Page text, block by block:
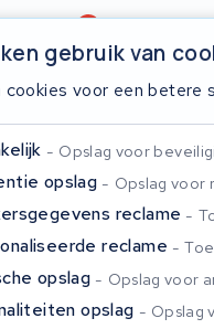
4,6/5
2 jaar garantie
gebruik van
cookies voor een
Opslag voor
opslag Opslag voor
reclame
reclame
opslag Opslag voor
opslag Opslag
Sluiten